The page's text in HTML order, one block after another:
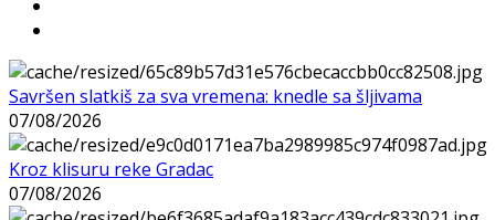
Savršen slatkiš za sva vremena: knedle sa šljivama
07/08/2026
Kroz klisuru reke Gradac
07/08/2026